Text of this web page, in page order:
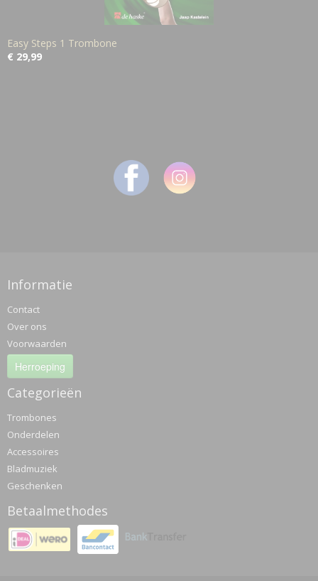
Easy Steps 1 Trombone
€ 29,99
Informatie
Contact
Over ons
Voorwaarden
Herroeping
Categorieën
Trombones
Onderdelen
Accessoires
Bladmuziek
Geschenken
Betaalmethodes